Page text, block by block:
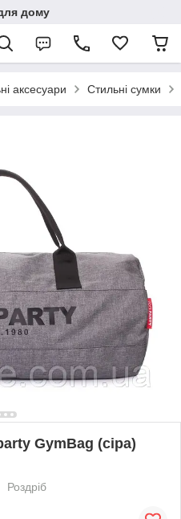
дому
аксесуари Стильні сумки
GymBag (сіра)
Роздріб